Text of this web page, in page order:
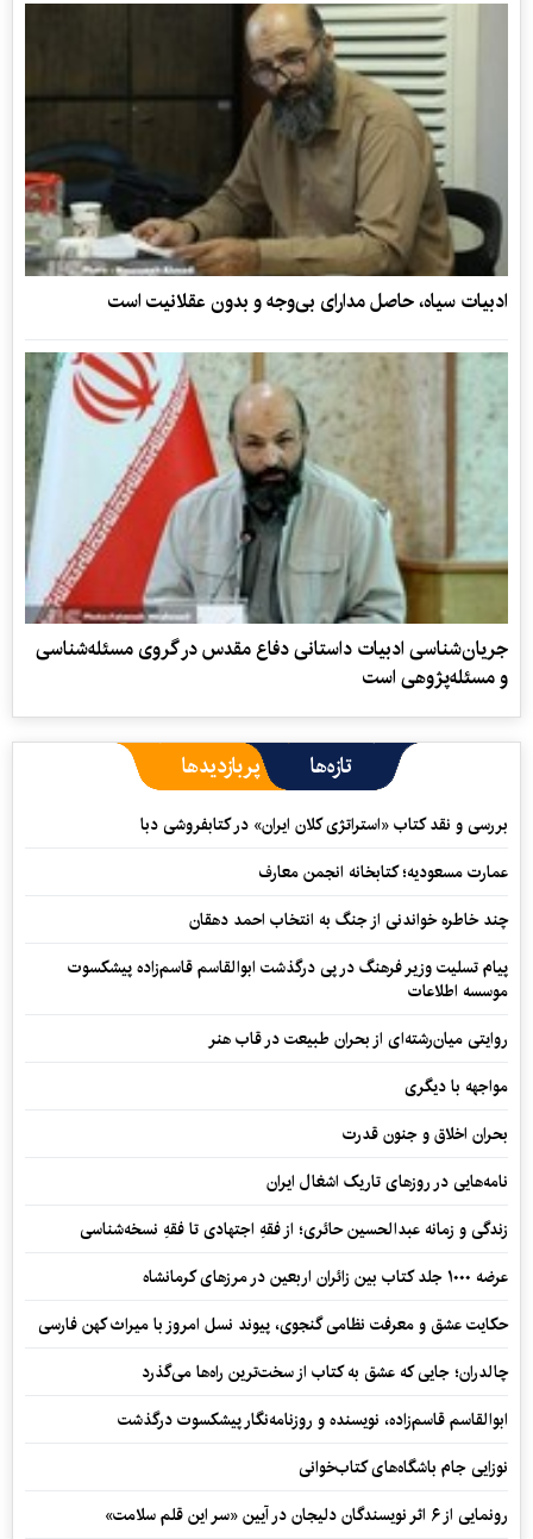
ادبیات سیاه، حاصل مدارای بی‌وجه و بدون عقلانیت است
جریان‌شناسی ادبیات داستانی دفاع مقدس در گروی مسئله‌شناسی
و مسئله‌پژوهی است
تازه‌ها پربازدیدها
بررسی و نقد کتاب «استراتژی کلان ایران» در کتابفروشی دبا
عمارت مسعودیه؛ کتابخانه انجمن معارف
چند خاطره خواندنی از جنگ به انتخاب احمد دهقان
پیام تسلیت وزیر فرهنگ در پی درگذشت ابوالقاسم قاسم‌زاده پیشکسوت
موسسه اطلاعات
روایتی میان‌رشته‌ای از بحران طبیعت در قاب هنر
مواجهه با دیگری
بحران اخلاق و جنون قدرت
نامه‌هایی در روزهای تاریک اشغال ایران
زندگی و زمانه عبدالحسین حائری؛ از فقهِ اجتهادی تا فقهِ نسخه‌شناسی
عرضه ۱۰۰۰ جلد کتاب بین زائران اربعین در مرزهای کرمانشاه
حکایت عشق و معرفت نظامی گنجوی، پیوند نسل امروز با میراث کهن فارسی
چالدران؛ جایی که عشق به کتاب از سخت‌ترین راه‌ها می‌گذرد
ابوالقاسم قاسم‌زاده، نویسنده و روزنامه‌نگار پیشکسوت درگذشت
نوزایی جام باشگاه‌های کتاب‌خوانی
رونمایی از ۶ اثر نویسندگان دلیجان در آیین «سر این قلم سلامت»